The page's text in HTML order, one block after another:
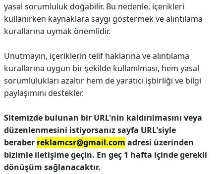
yasal sorumluluk doğabilir. Bu nedenle, içerikleri
kullanırken kaynaklara saygı göstermek ve alıntılama
kurallarına uymak önemlidir.
Unutmayın, içeriklerin telif haklarına ve alıntılama
kurallarına uygun bir şekilde kullanılması, hem yasal
sorumlulukları azaltır hem de yaratıcı işbirliği ve bilgi
paylaşımını destekler.
Sitemizde bulunan bir URL'nin kaldırılmasını veya
düzenlenmesini istiyorsanız sayfa URL'siyle
beraber reklamcsr@gmail.com adresi üzerinden
bizimle iletişime geçin. En geç 1 hafta içinde gerekli
dönüşüm sağlanacaktır.